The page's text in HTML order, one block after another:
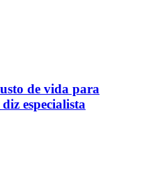
de vida para
especialista